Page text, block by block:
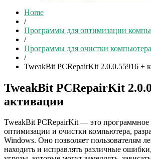
Home
/
Программы для оптимизации
/
Программы для очистки компьютера
/
TweakBit PCRepairKit 2.0.0.55916 +
TweakBit PCRepairKit
активации
TweakBit PCRepairKit — это программное
оптимизации и очистки компьютера,
Windows. Оно позволяет пользователям
находить и исправлять различные